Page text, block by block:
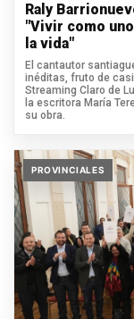
Raly
"Vivir como
la vida"
El cantautor
inéditas, fruto de
Streaming Claro de
la escritora María
su obra.
PROVINCIALES